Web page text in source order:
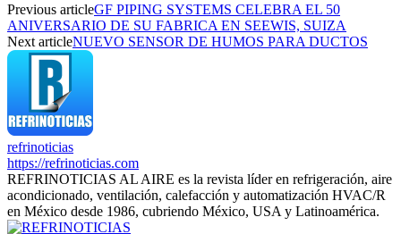
Previous articleGF PIPING SYSTEMS CELEBRA EL 50
ANIVERSARIO DE SU FABRICA EN SEEWIS, SUIZA
Next articleNUEVO SENSOR DE HUMOS PARA DUCTOS
refrinoticias
https://refrinoticias.com
REFRINOTICIAS AL AIRE es la revista líder en refrigeración, aire
acondicionado, ventilación, calefacción y automatización HVAC/R
en México desde 1986, cubriendo México, USA y Latinoamérica.